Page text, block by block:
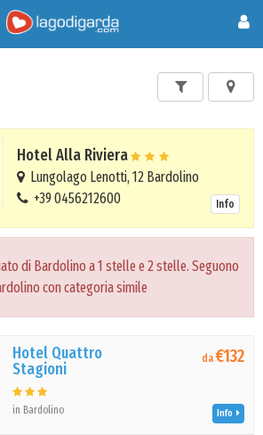
Hotel Alla Riviera
Lungolago Lenotti, 12 Bardolino
+39 0456212600
Info
di Bardolino a 1 stelle e 2 stelle. Seguono
con categoria simile
Hotel Quattro
Stagioni
in Bardolino
da€132
Info